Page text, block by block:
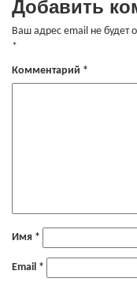
Добавить
Ваш адрес email не будет
*
Комментарий *
Имя *
Email *